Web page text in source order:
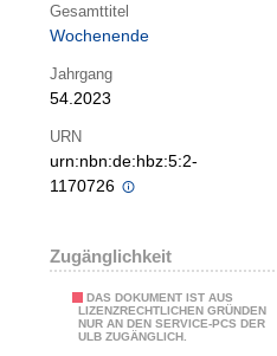
Gesamttitel
Wochenende
Jahrgang
54.2023
URN
urn:nbn:de:hbz:5:2-
1170726
Zugänglichkeit
DAS DOKUMENT IST AUS
LIZENZRECHTLICHEN GRÜNDEN
NUR AN DEN SERVICE-PCS DER
ULB ZUGÄNGLICH.